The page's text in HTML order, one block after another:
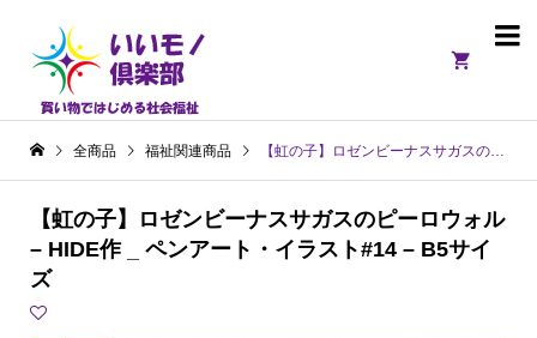

全商品 福祉関連商品 【虹の子】ロゼンビーナスサガスのピーロウォル – HIDE作 _ ペンアート・イラスト#14 – B5サイズ
【虹の子】ロゼンビーナスサガスのピーロウォル
– HIDE作 _ ペンアート・イラスト#14 – B5サイ
ズ